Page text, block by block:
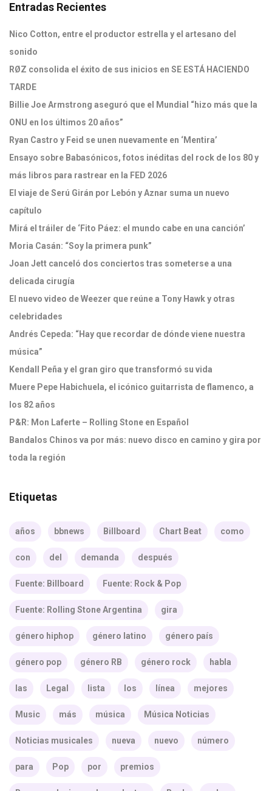
Entradas Recientes
Nico Cotton, entre el productor estrella y el artesano del
sonido
RØZ consolida el éxito de sus inicios en SE ESTÁ HACIENDO
TARDE
Billie Joe Armstrong aseguró que el Mundial “hizo más que la
ONU en los últimos 20 años”
Ryan Castro y Feid se unen nuevamente en ‘Mentira’
Ensayo sobre Babasónicos, fotos inéditas del rock de los 80 y
más libros para rastrear en la FED 2026
El viaje de Serú Girán por Lebón y Aznar suma un nuevo
capítulo
Mirá el tráiler de ‘Fito Páez: el mundo cabe en una canción’
Moria Casán: “Soy la primera punk”
Joan Jett canceló dos conciertos tras someterse a una
delicada cirugía
El nuevo video de Weezer que reúne a Tony Hawk y otras
celebridades
Andrés Cepeda: “Hay que recordar de dónde viene nuestra
música”
Kendall Peña y el gran giro que transformó su vida
Muere Pepe Habichuela, el icónico guitarrista de flamenco, a
los 82 años
P&R: Mon Laferte – Rolling Stone en Español
Bandalos Chinos va por más: nuevo disco en camino y gira por
toda la región
Etiquetas
años bbnews Billboard Chart Beat como
con del demanda después
Fuente: Billboard Fuente: Rock & Pop
Fuente: Rolling Stone Argentina gira
género hiphop género latino género país
género pop género RB género rock habla
las Legal lista los línea mejores
Music más música Música Noticias
Noticias musicales nueva nuevo número
para Pop por premios